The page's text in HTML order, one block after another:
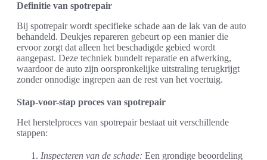
Definitie van spotrepair
Bij spotrepair wordt specifieke schade aan de lak van de auto
behandeld. Deukjes repareren gebeurt op een manier die
ervoor zorgt dat alleen het beschadigde gebied wordt
aangepast. Deze techniek bundelt reparatie en afwerking,
waardoor de auto zijn oorspronkelijke uitstraling terugkrijgt
zonder onnodige ingrepen aan de rest van het voertuig.
Stap-voor-stap proces van spotrepair
Het herstelproces van spotrepair bestaat uit verschillende
stappen:
Inspecteren van de schade: Een grondige beoordeling